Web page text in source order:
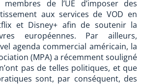
de l’UE d’imposer des
aux services de VOD en
et Disney+ afin de soutenir la
européennes. Par ailleurs,
agenda commercial américain, la
(MPA) a récemment souligné
pas de telles politiques, et que
sont, par conséquent, des